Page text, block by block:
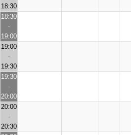
18:30
18:30
-
19:00
19:00
-
19:30
19:30
-
20:00
20:00
-
20:30